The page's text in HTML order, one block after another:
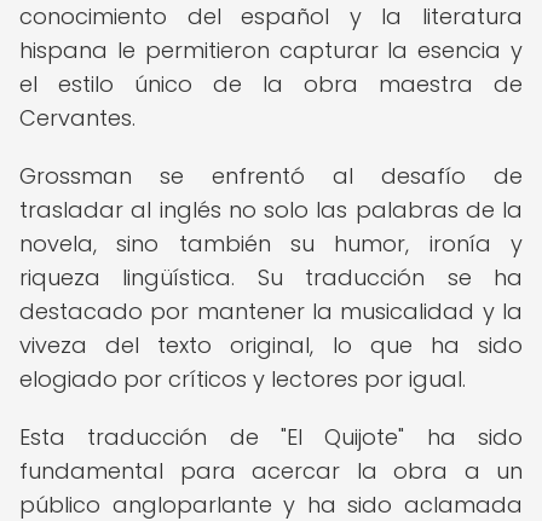
conocimiento del español y la literatura
hispana le permitieron capturar la esencia y
el estilo único de la obra maestra de
Cervantes.
Grossman se enfrentó al desafío de
trasladar al inglés no solo las palabras de la
novela, sino también su humor, ironía y
riqueza lingüística. Su traducción se ha
destacado por mantener la musicalidad y la
viveza del texto original, lo que ha sido
elogiado por críticos y lectores por igual.
Esta traducción de "El Quijote" ha sido
fundamental para acercar la obra a un
público angloparlante y ha sido aclamada